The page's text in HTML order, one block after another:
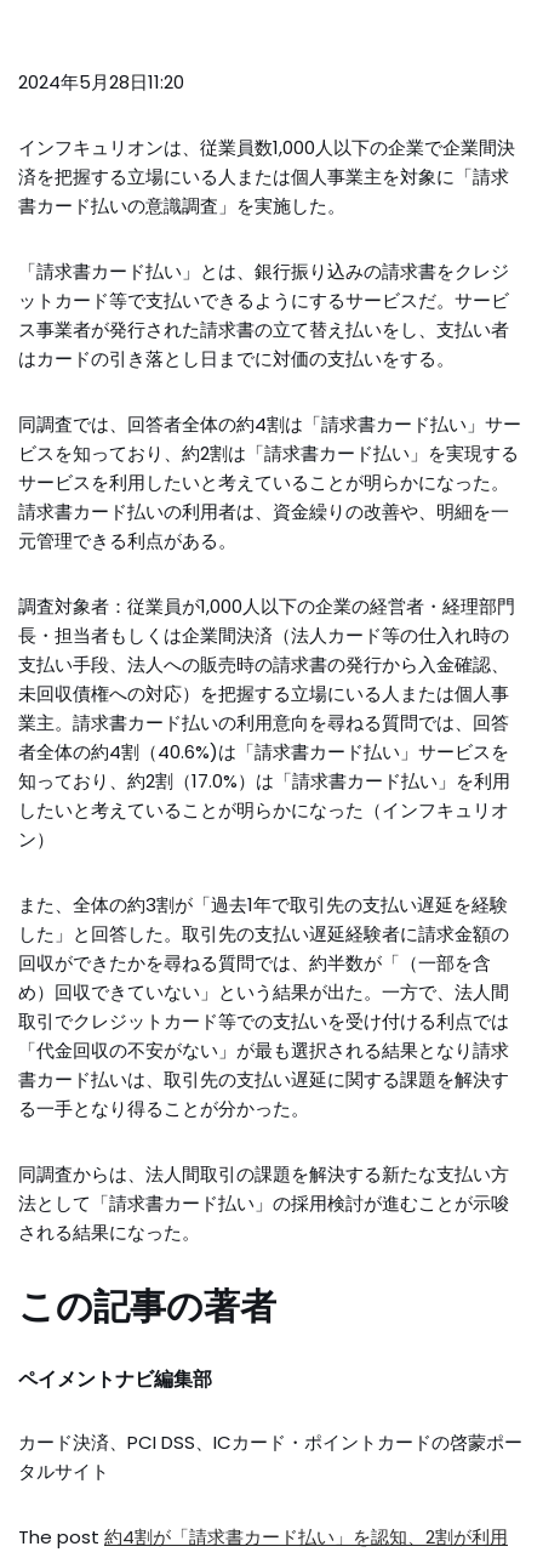
2024年5月28日11:20
インフキュリオンは、従業員数1,000人以下の企業で企業間決
済を把握する⽴場にいる人または個人事業主を対象に「請求
書カード払いの意識調査」を実施した。
「請求書カード払い」とは、銀行振り込みの請求書をクレジ
ットカード等で支払いできるようにするサービスだ。サービ
ス事業者が発行された請求書の立て替え払いをし、支払い者
はカードの引き落とし日までに対価の支払いをする。
同調査では、回答者全体の約4割は「請求書カード払い」サー
ビスを知っており、約2割は「請求書カード払い」を実現する
サービスを利用したいと考えていることが明らかになった。
請求書カード払いの利用者は、資金繰りの改善や、明細を一
元管理できる利点がある。
調査対象者：従業員が1,000人以下の企業の経営者・経理部⾨
⻑・担当者もしくは企業間決済（法⼈カード等の仕入れ時の
支払い手段、法⼈への販売時の請求書の発行から入金確認、
未回収債権への対応）を把握する⽴場にいる人または個人事
業主。請求書カード払いの利用意向を尋ねる質問では、回答
者全体の約4割（40.6%)は「請求書カード払い」サービスを
知っており、約2割（17.0%）は「請求書カード払い」を利用
したいと考えていることが明らかになった（インフキュリオ
ン）
また、全体の約3割が「過去1年で取引先の支払い遅延を経験
した」と回答した。取引先の支払い遅延経験者に請求金額の
回収ができたかを尋ねる質問では、約半数が「（一部を含
め）回収できていない」という結果が出た。一方で、法人間
取引でクレジットカード等での支払いを受け付ける利点では
「代金回収の不安がない」が最も選択される結果となり請求
書カード払いは、取引先の支払い遅延に関する課題を解決す
る一手となり得ることが分かった。
同調査からは、法人間取引の課題を解決する新たな支払い方
法として「請求書カード払い」の採用検討が進むことが示唆
される結果になった。
この記事の著者
ペイメントナビ編集部
カード決済、PCI DSS、ICカード・ポイントカードの啓蒙ポー
タルサイト
The post 約4割が「請求書カード払い」を認知、2割が利用